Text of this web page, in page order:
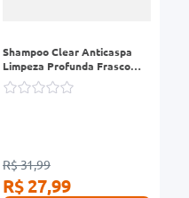
Shampoo Clear Anticaspa
Limpeza Profunda Frasco
400ml
R$ 31,99
R$ 27,99